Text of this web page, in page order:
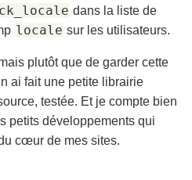
dans la liste de
locale sur les utilisateurs.
plutôt que de garder cette
ai fait une petite librairie
testée. Et je compte bien
petits développements qui
cœur de mes sites.